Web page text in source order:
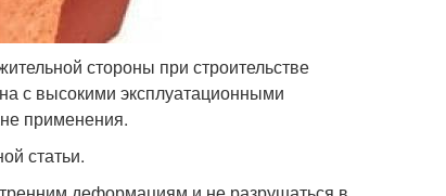
стороны при строительстве
с высокими эксплуатационными
применения.
статьи.